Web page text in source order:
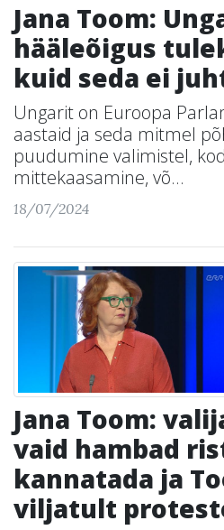
Jana Toom:
hääleõigus
kuid seda ei
Ungarit on Euroopa
aastaid ja seda mitmel
puudumine valimistel,
mittekaasamine, võ...
18/07/2024
Jana Toom:
vaid hambad
kannatada ja
viljatult